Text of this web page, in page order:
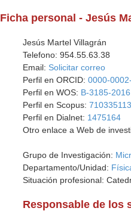
Ficha personal - Jesús
Jesús Martel Villagrán
Telefono: 954.55.63.38
Email: Solicitar correo
Perfil en ORCID:0000-
Perfil en WOS: B-3185-2016
Perfil en Scopus:
Perfil en Dialnet: 1475164
Otro enlace a Web de
Grupo de Investigación:
Departamento/Unidad:
Situación profesional:
Responsable de los